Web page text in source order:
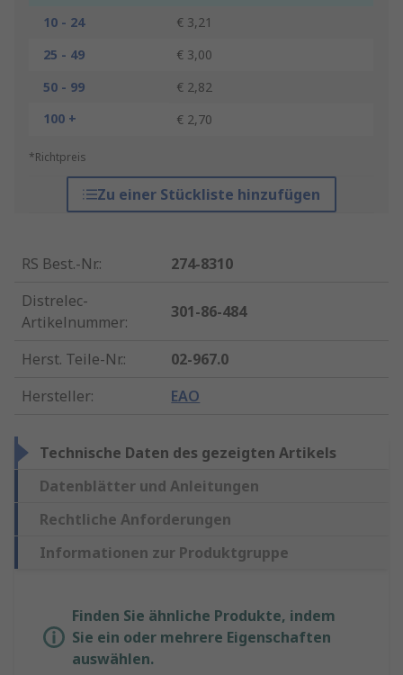
10 - 24
€ 3,21
25 - 49
€ 3,00
50 - 99
€ 2,82
100 +
€ 2,70
*Richtpreis
Zu einer Stückliste hinzufügen
RS Best.-Nr.:
274-8310
Distrelec-
Artikelnummer:
301-86-484
Herst. Teile-Nr.:
02-967.0
Hersteller: EAO
Technische Daten des gezeigten Artikels
Datenblätter und Anleitungen
Rechtliche Anforderungen
Informationen zur Produktgruppe
Finden Sie ähnliche Produkte, indem
Sie ein oder mehrere Eigenschaften
auswählen.